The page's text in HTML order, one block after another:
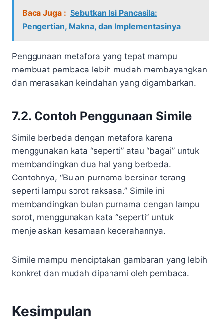
Baca Juga : Sebutkan Isi Pancasila:
Pengertian, Makna, dan Implementasinya
Penggunaan metafora yang tepat mampu
membuat pembaca lebih mudah membayangkan
dan merasakan keindahan yang digambarkan.
7.2. Contoh Penggunaan Simile
Simile berbeda dengan metafora karena
menggunakan kata “seperti” atau “bagai” untuk
membandingkan dua hal yang berbeda.
Contohnya, “Bulan purnama bersinar terang
seperti lampu sorot raksasa.” Simile ini
membandingkan bulan purnama dengan lampu
sorot, menggunakan kata “seperti” untuk
menjelaskan kesamaan kecerahannya.
Simile mampu menciptakan gambaran yang lebih
konkret dan mudah dipahami oleh pembaca.
Kesimpulan